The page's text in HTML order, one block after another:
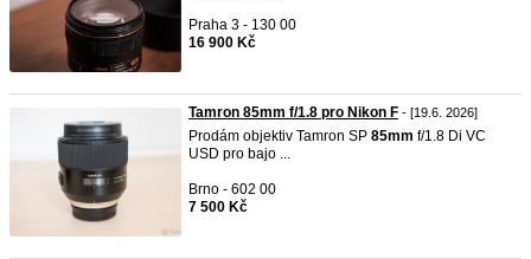
Praha 3 - 130 00
16 900 Kč
Tamron 85mm f/1.8 pro Nikon F - [19.6. 2026]
Prodám objektiv Tamron SP 85mm f/1.8 Di VC
USD pro bajo ...
Brno - 602 00
7 500 Kč